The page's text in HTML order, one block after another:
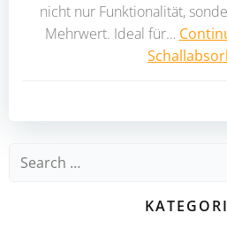
nicht nur Funktionalität,
Mehrwert. Ideal für…
Search